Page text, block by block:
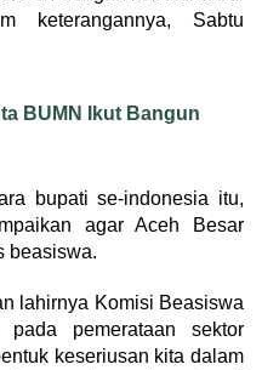
keterangannya, Sabtu
BUMN Ikut Bangun
bupati se-indonesia itu,
agar Aceh Besar
beasiswa.
lahirnya Komisi Beasiswa
pemerataan sektor
keseriusan kita dalam